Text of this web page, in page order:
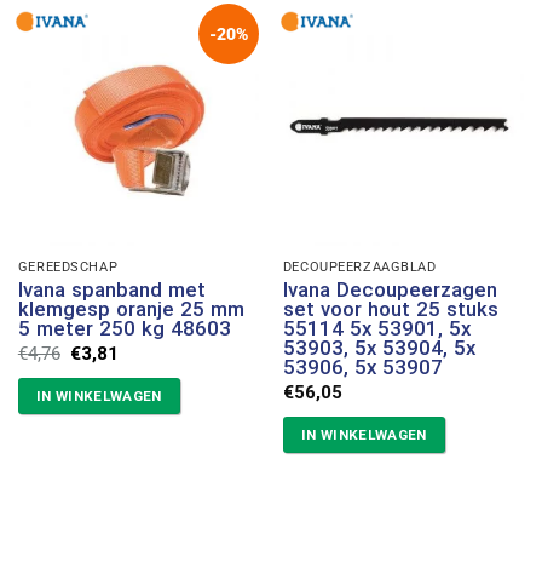
-20%
GEREEDSCHAP
Ivana spanband met
klemgesp oranje 25 mm
5 meter 250 kg 48603
€4,76 Oorspronkelijke
prijs
was:
€4,76.
€3,81
is:
€3,81.
IN WINKELWAGEN
DECOUPEERZAAGBLAD
Ivana Decoupeerzagen
set voor hout 25 stuks
55114 5x 53901, 5x
53903, 5x 53904, 5x
53906, 5x 53907
€56,05
IN WINKELWAGEN